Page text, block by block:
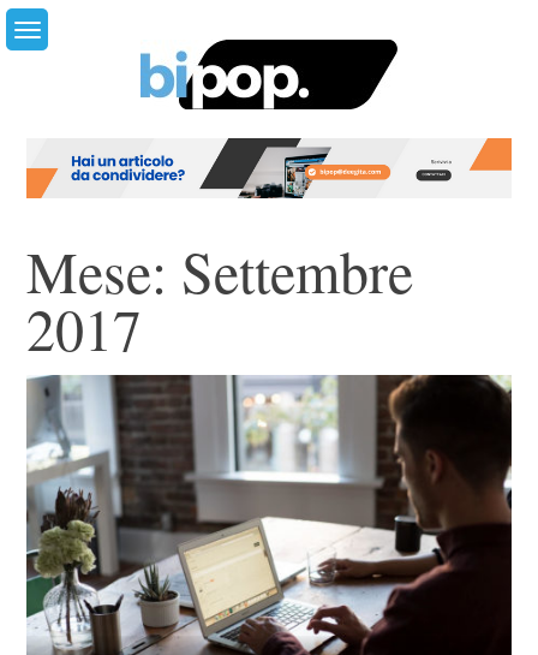
Skip
to
Mese: Settembre
2017